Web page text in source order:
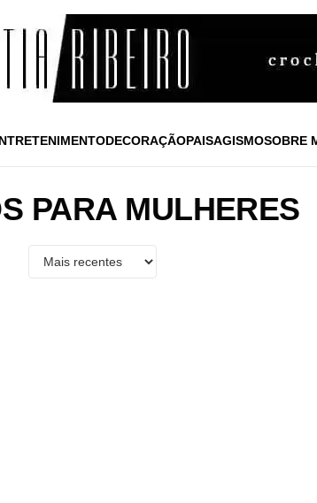
DECORAÇÃOPAISAGISMOSOBRE
PARA MULHERES